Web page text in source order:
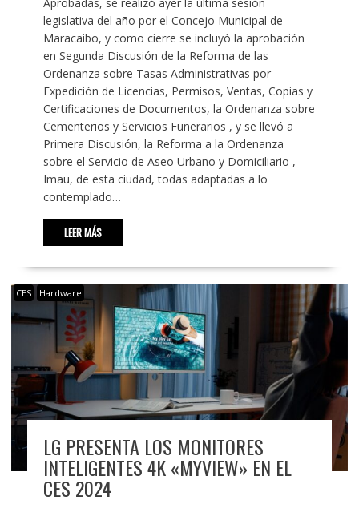
legislativa del año por el Concejo Municipal de
Maracaibo, y como cierre se incluyò la aprobación
en Segunda Discusión de la Reforma de las
Ordenanza sobre Tasas Administrativas por
Expedición de Licencias, Permisos, Ventas, Copias y
Certificaciones de Documentos, la Ordenanza sobre
Cementerios y Servicios Funerarios , y se llevó a
Primera Discusión, la Reforma a la Ordenanza
sobre el Servicio de Aseo Urbano y Domiciliario ,
Imau, de esta ciudad, todas adaptadas a lo
contemplado…
LEER MÁS
CES Hardware
LG PRESENTA LOS MONITORES
INTELIGENTES 4K «MYVIEW» EN EL
CES 2024